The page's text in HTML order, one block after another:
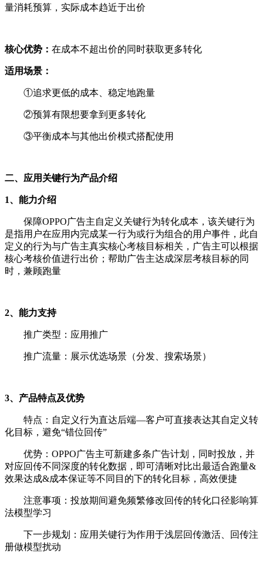
量消耗预算，实际成本趋近于出价
核心优势： 在成本不超出价的同时获取更多转化
适用场景：
①追求更低的成本、稳定地跑量
②预算有限想要拿到更多转化
③平衡成本与其他出价模式搭配使用
二、应用关键行为产品介绍
1、能力介绍
保障OPPO广告主自定义关键行为转化成本，该关键行为
是指用户在应用内完成某一行为或行为组合的用户事件，此自
定义的行为与广告主真实核心考核目标相关，广告主可以根据
核心考核价值进行出价；帮助广告主达成深层考核目标的同
时，兼顾跑量
2、能力支持
推广类型：应用推广
推广流量：展示优选场景（分发、搜索场景）
3、产品特点及优势
特点：自定义行为直达后端—客户可直接表达其自定义转
化目标，避免“错位回传”
优势：OPPO广告主可新建多条广告计划，同时投放，并
对应回传不同深度的转化数据，即可清晰对比出最适合跑量&
效果达成&成本保证等不同目的下的转化目标，高效便捷
注意事项：投放期间避免频繁修改回传的转化口径影响算
法模型学习
下一步规划：应用关键行为作用于浅层回传激活、回传注
册做模型扰动